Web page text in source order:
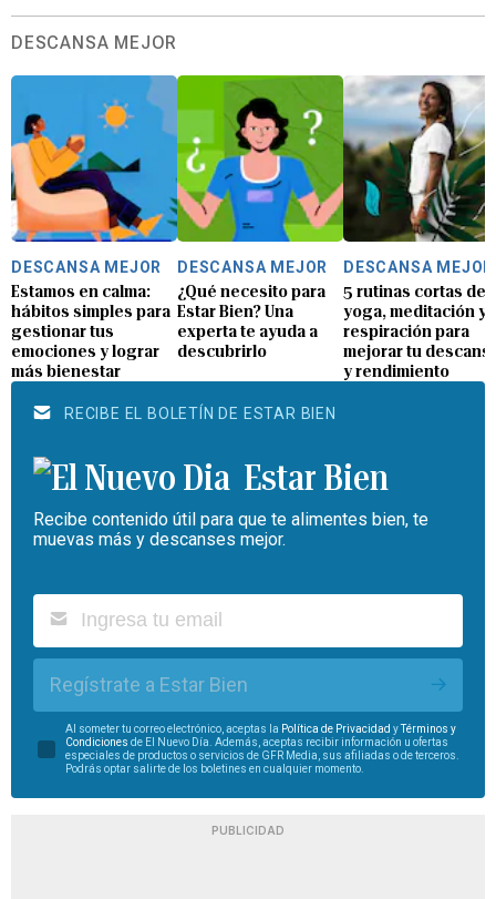
DESCANSA MEJOR
DESCANSA MEJOR
Estamos en calma:
hábitos simples para
gestionar tus
emociones y lograr
más bienestar
DESCANSA MEJOR
¿Qué necesito para
Estar Bien? Una
experta te ayuda a
descubrirlo
DESCANSA MEJOR
5 rutinas cortas de
yoga, meditación y
respiración para
mejorar tu
y rendimiento
RECIBE EL BOLETÍN DE ESTAR BIEN
Estar Bien
Recibe contenido útil para que te alimentes bien, te
muevas más y descanses mejor.
Regístrate a Estar Bien
Al someter tu correo electrónico, aceptas la Política de Privacidad yTérminos y
Condiciones de El Nuevo Día. Además, aceptas recibir información u ofertas
especiales de productos o servicios de GFR Media, sus afiliadas o de terceros.
Podrás optar salirte de los boletines en cualquier momento.
PUBLICIDAD